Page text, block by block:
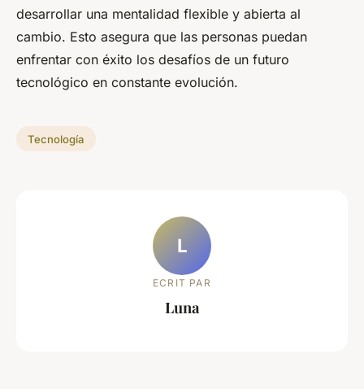
desarrollar una mentalidad flexible y abierta al
cambio. Esto asegura que las personas puedan
enfrentar con éxito los desafíos de un futuro
tecnológico en constante evolución.
Tecnología
L
ECRIT PAR
Luna